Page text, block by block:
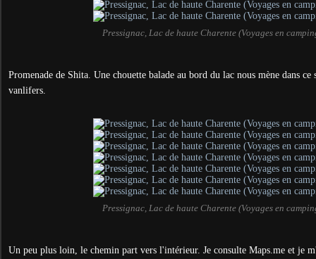
Pressignac, Lac de haute Charente (Voyages en
Promenade de Shita. Une chouette balade au bord du lac nous mène dans
vanlifers.
Pressignac, Lac de haute Charente (Voyages en
Un peu plus loin, le chemin part vers l'intérieur. Je consulte Maps.me et je